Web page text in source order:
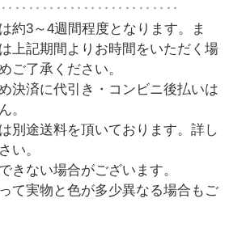
約3～4週間程度となります。ま
上記期間よりお時間をいただく場
ご了承ください。
決済に代引き・コンビニ後払いは
。
別途送料を頂いております。詳し
い。
きない場合がございます。
て実物と色が多少異なる場合もご